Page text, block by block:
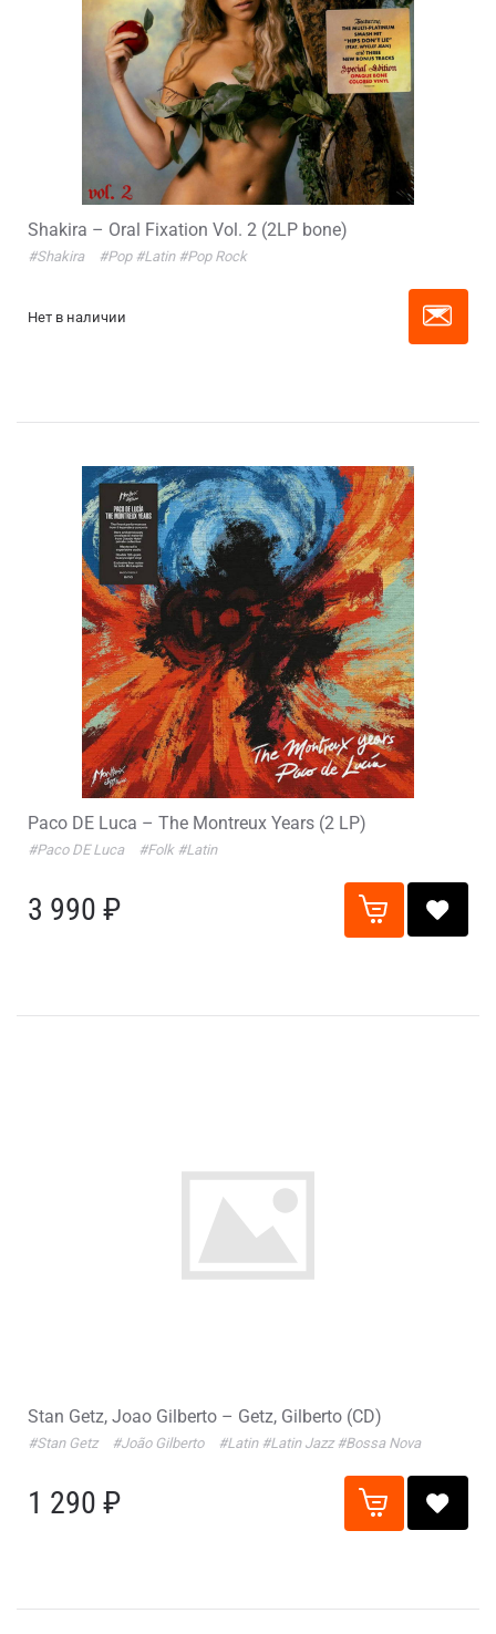
Shakira – Oral Fixation Vol. 2 (2LP bone)
#Shakira #Pop #Latin #Pop Rock
Нет в наличии
Paco DE Luca – The Montreux Years (2 LP)
#Paco DE Luca #Folk #Latin
3 990 ₽
Stan Getz, Joao Gilberto ‎– Getz, Gilberto (CD)
#Stan Getz #João Gilberto #Latin #Latin Jazz #Bossa Nova
1 290 ₽